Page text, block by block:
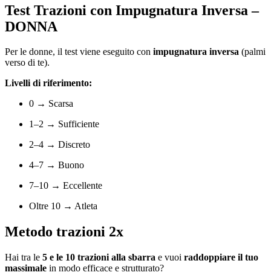
Test Trazioni con Impugnatura Inversa –
DONNA
Per le donne, il test viene eseguito con impugnatura inversa (palmi
verso di te).
Livelli di riferimento:
0 → Scarsa
1–2 → Sufficiente
2–4 → Discreto
4–7 → Buono
7–10 → Eccellente
Oltre 10 → Atleta
Metodo trazioni 2x
Hai tra le 5 e le 10 trazioni alla sbarra e vuoi raddoppiare il tuo
massimale in modo efficace e strutturato?